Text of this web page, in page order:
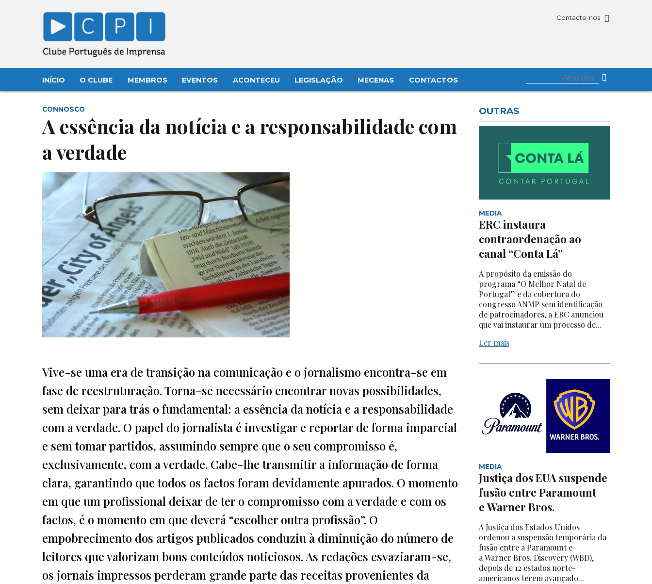
Contacte-nos
INÍCIO O CLUBE MEMBROS EVENTOS ACONTECEU LEGISLAÇÃO MECENAS CONTACTOS
CONNOSCO
A essência da notícia e a responsabilidade com
a verdade
Vive-se uma era de transição na comunicação e o jornalismo encontra-se em
fase de reestruturação. Torna-se necessário encontrar novas possibilidades,
sem deixar para trás o fundamental: a essência da notícia e a responsabilidade
com a verdade. O papel do jornalista é investigar e reportar de forma imparcial
e sem tomar partidos, assumindo sempre que o seu compromisso é,
exclusivamente, com a verdade. Cabe-lhe transmitir a informação de forma
clara, garantindo que todos os factos foram devidamente apurados. O momento
em que um profissional deixar de ter o compromisso com a verdade e com os
factos, é o momento em que deverá “escolher outra profissão”. O
empobrecimento dos artigos publicados conduziu à diminuição do número de
leitores que valorizam bons conteúdos noticiosos. As redações esvaziaram-se,
os jornais impressos perderam grande parte das receitas provenientes da
OUTRAS
MEDIA
ERC instaura
contraordenação ao
canal “Conta Lá”
A propósito da emissão do
programa “O Melhor Natal de
Portugal” e da cobertura do
congresso ANMP sem identificação
de patrocinadores, a ERC anunciou
que vai instaurar um processo de...
Ler mais
MEDIA
Justiça dos EUA suspende
fusão entre Paramount
e Warner Bros.
A Justiça dos Estados Unidos
ordenou a suspensão temporária da
fusão entre a Paramount e
a Warner Bros. Discovery (WBD),
depois de 12 estados norte-
americanos terem avançado...